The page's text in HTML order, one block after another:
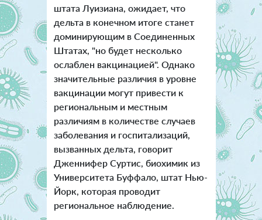
штата Луизиана, ожидает, что
дельта в конечном итоге станет
доминирующим в Соединенных
Штатах, "но будет несколько
ослаблен вакцинацией". Однако
значительные различия в уровне
вакцинации могут привести к
региональным и местным
различиям в количестве случаев
заболевания и госпитализаций,
вызванных дельта, говорит
Дженнифер Суртис, биохимик из
Университета Буффало, штат Нью-
Йорк, которая проводит
региональное наблюдение.